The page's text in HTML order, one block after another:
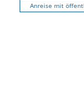
Anreise mit